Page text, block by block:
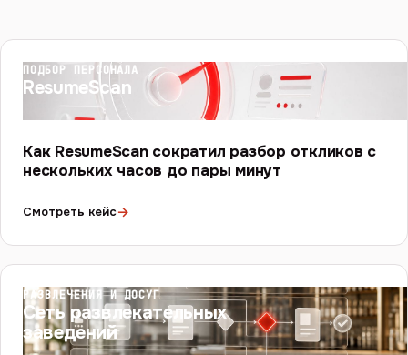
ПОДБОР ПЕРСОНАЛА
ResumeScan
Как ResumeScan сократил разбор откликов с
нескольких часов до пары минут
Смотреть кейс→
РАЗВЛЕЧЕНИЯ И ДОСУГ
Сеть развлекательных
заведений